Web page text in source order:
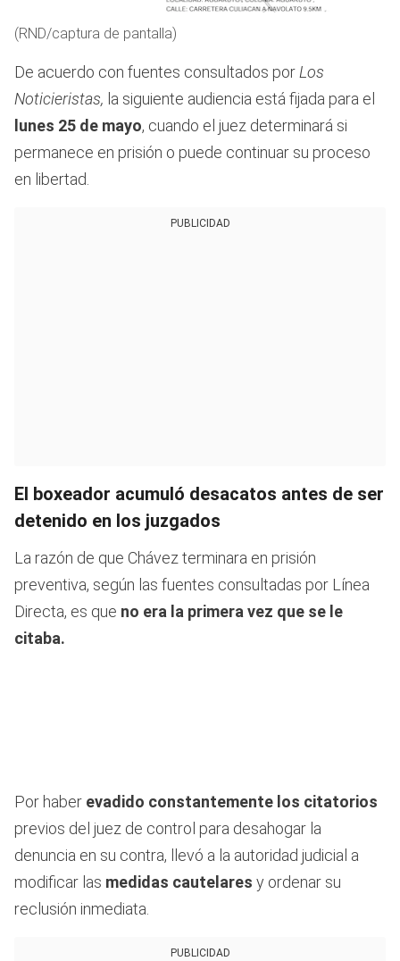
(RND/captura de pantalla)
De acuerdo con fuentes consultados porLos
Noticieristas, la siguiente audiencia está fijada para el
lunes 25 de mayo, cuando el juez determinará si
permanece en prisión o puede continuar su proceso
en libertad.
PUBLICIDAD
El boxeador acumuló desacatos antes de ser
detenido en los juzgados
La razón de que Chávez terminara en prisión
preventiva, según las fuentes consultadas por Línea
Directa, es que no era la primera vez que se le
citaba.
Por haber evadido constantemente los citatorios
previos del juez de control para desahogar la
denuncia en su contra, llevó a la autoridad judicial a
modificar las medidas cautelares y ordenar su
reclusión inmediata.
PUBLICIDAD